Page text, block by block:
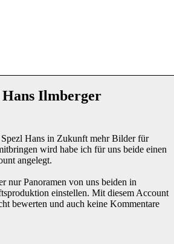
Ilmberger
Hans in Zukunft mehr Bilder für
wird habe ich für uns beide einen
angelegt.
nur Panoramen von uns beiden in
einstellen. Mit diesem Account
bewerten und auch keine Kommentare